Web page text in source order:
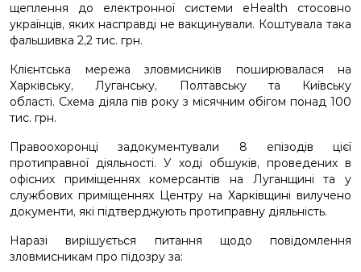
щеплення до електронної системи eHealth стосовно
українців, яких насправді не вакцинували. Коштувала така
фальшивка 2,2 тис. грн.
Клієнтська мережа зловмисників поширювалася на
Харківську, Луганську, Полтавську та Київську
області. Схема діяла пів року з місячним обігом понад 100
тис. грн.
Правоохоронці задокументували 8 епізодів цієї
протиправної діяльності. У ході обшуків, проведених в
офісних приміщеннях комерсантів на Луганщині та у
службових приміщеннях Центру на Харківщині вилучено
документи, які підтверджують протиправну діяльність.
Наразі вирішується питання щодо повідомлення
зловмисникам про підозру за: